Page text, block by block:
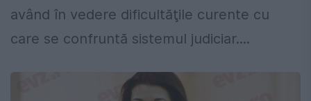
având în vedere dificultăţile curente cu
care se confruntă sistemul judiciar....